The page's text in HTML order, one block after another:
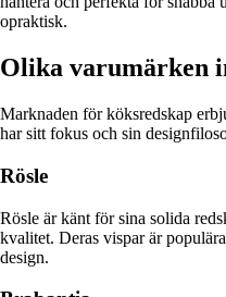
opraktisk.
Olika varumärken
Marknaden för köksredskap
har sitt fokus och sin
Rösle
Rösle är känt för sina solida
kvalitet. Deras vispar är
design.